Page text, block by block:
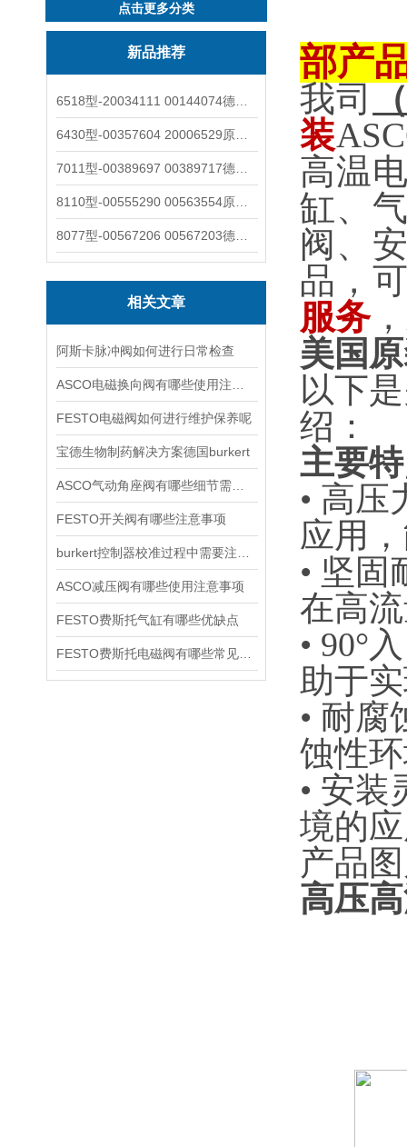
点击更多分类
新品推荐
相关文章
阿斯卡脉冲阀如何进行日常检查
FESTO电磁阀如何进行维护保养呢
宝德生物制药解决方案德国burkert
FESTO开关阀有哪些注意事项
ASCO减压阀有哪些使用注意事项
FESTO费斯托气缸有哪些优缺点
部产
我司
装
高温
缸、
阀、
品，
服务
美国
以下
绍：
主要
• 高压
应用
• 坚固
在高
• ‌90°
助于
• 耐腐
蚀性
• 安装
境的
产品
高压